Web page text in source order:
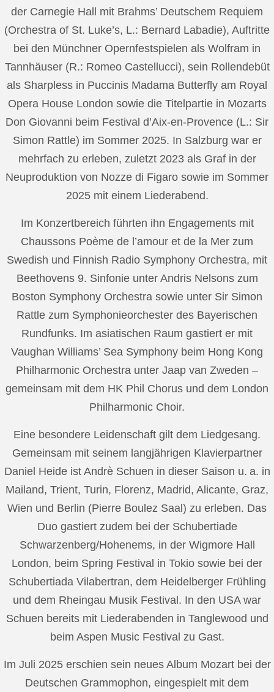
der Carnegie Hall mit Brahms’ Deutschem Requiem
(Orchestra of St. Luke’s, L.: Bernard Labadie), Auftritte
bei den Münchner Opernfestspielen als Wolfram in
Tannhäuser (R.: Romeo Castellucci), sein Rollendebüt
als Sharpless in Puccinis Madama Butterfly am Royal
Opera House London sowie die Titelpartie in Mozarts
Don Giovanni beim Festival d’Aix-en-Provence (L.: Sir
Simon Rattle) im Sommer 2025. In Salzburg war er
mehrfach zu erleben, zuletzt 2023 als Graf in der
Neuproduktion von Nozze di Figaro sowie im Sommer
2025 mit einem Liederabend.
Im Konzertbereich führten ihn Engagements mit
Chaussons Poème de l’amour et de la Mer zum
Swedish und Finnish Radio Symphony Orchestra, mit
Beethovens 9. Sinfonie unter Andris Nelsons zum
Boston Symphony Orchestra sowie unter Sir Simon
Rattle zum Symphonieorchester des Bayerischen
Rundfunks. Im asiatischen Raum gastiert er mit
Vaughan Williams’ Sea Symphony beim Hong Kong
Philharmonic Orchestra unter Jaap van Zweden –
gemeinsam mit dem HK Phil Chorus und dem London
Philharmonic Choir.
Eine besondere Leidenschaft gilt dem Liedgesang.
Gemeinsam mit seinem langjährigen Klavierpartner
Daniel Heide ist Andrè Schuen in dieser Saison u. a. in
Mailand, Trient, Turin, Florenz, Madrid, Alicante, Graz,
Wien und Berlin (Pierre Boulez Saal) zu erleben. Das
Duo gastiert zudem bei der Schubertiade
Schwarzenberg/Hohenems, in der Wigmore Hall
London, beim Spring Festival in Tokio sowie bei der
Schubertiada Vilabertran, dem Heidelberger Frühling
und dem Rheingau Musik Festival. In den USA war
Schuen bereits mit Liederabenden in Tanglewood und
beim Aspen Music Festival zu Gast.
Im Juli 2025 erschien sein neues Album Mozart bei der
Deutschen Grammophon, eingespielt mit dem